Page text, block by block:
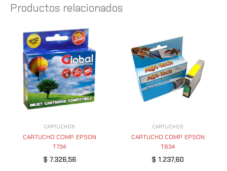
Productos relacionados
CARTUCHOS
CARTUCHO COMP. EPSON
T734
$ 7.326,56
CARTUCHOS
CARTUCHO COMP. EPSON
T634
$ 1.237,60